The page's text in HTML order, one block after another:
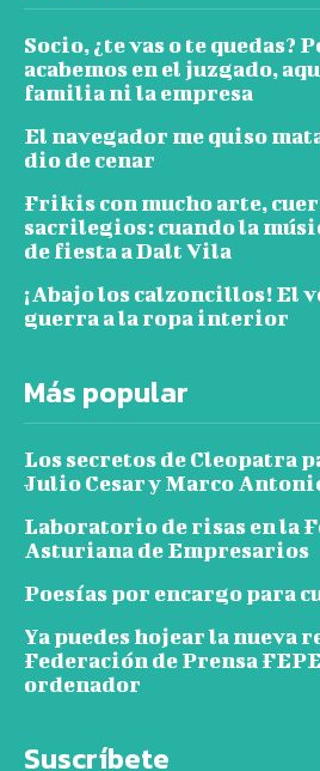
Socio, ¿te vas o te quedas?
acabemos en el juzgado,
familia ni la empresa
El navegador me quiso
dio de cenar
Frikis con mucho arte,
sacrilegios: cuando la
de fiesta a Dalt Vila
¡Abajo los calzoncillos! El
guerra a la ropa interior
Más popular
Los secretos de Cleopatra
Julio Cesar y Marco
Laboratorio de risas en la
Asturiana de Empresarios
Poesías por encargo para
Ya puedes hojear la nueva
Federación de Prensa
ordenador
Suscríbete